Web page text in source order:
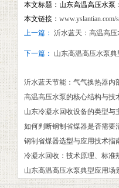
本文标题：山东高温高压水泵
本文链接： www.yslantian.com/
上一篇： 沂水蓝天：高温高
下一篇： 山东高温高压水泵
沂水蓝天节能：气气换热器内
高温高压水泵的核心结构与技
山东冷凝水回收设备的类型与
如何判断钢制省煤器是否需要
钢制省煤器选型与应用技术指
冷凝水回收：技术原理、标准
山东高温高压水泵典型应用场